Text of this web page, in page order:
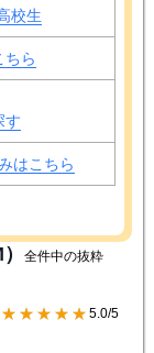
校生
ちら
す
はこちら
全件中の抜粋
★★★★★ 5.0/5